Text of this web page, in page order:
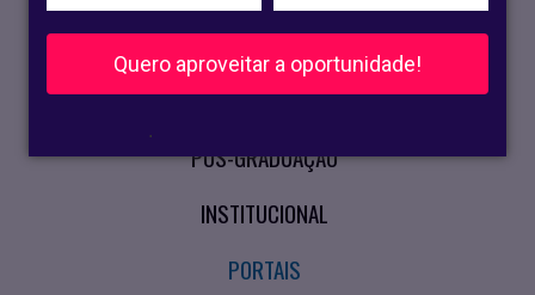
Quero aproveitar a oportunidade!
.
VESTIBULAR
CURSOS PRESENCIAIS
PÓS-GRADUAÇÃO
INSTITUCIONAL
PORTAIS